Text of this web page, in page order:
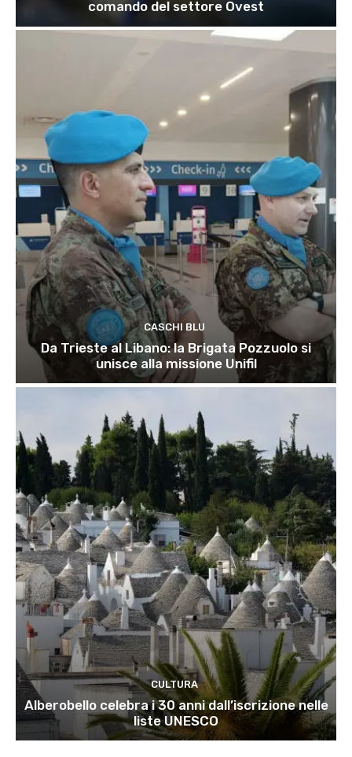
comando del settore Ovest
CASCHI BLU
Da Trieste al Libano: la Brigata Pozzuolo si
unisce alla missione Unifil
CULTURA
Alberobello celebra i 30 anni dall’iscrizione nelle
liste UNESCO